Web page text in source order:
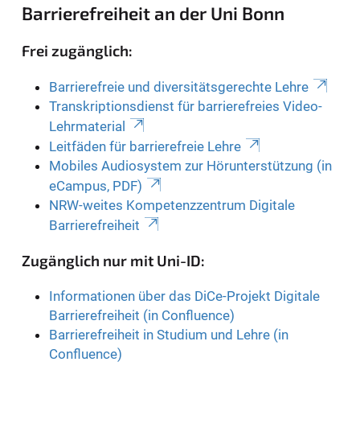
Barrierefreiheit an der Uni Bonn
Frei zugänglich:
Barrierefreie und diversitätsgerechte Lehre
Transkriptionsdienst für barrierefreies Video-
Lehrmaterial
Leitfäden für barrierefreie Lehre
Mobiles Audiosystem zur Hörunterstützung (in
eCampus, PDF)
NRW-weites Kompetenzzentrum Digitale
Barrierefreiheit
Zugänglich nur mit Uni-ID:
Informationen über das DiCe-Projekt Digitale
Barrierefreiheit (in Confluence)
Barrierefreiheit in Studium und Lehre (in
Confluence)